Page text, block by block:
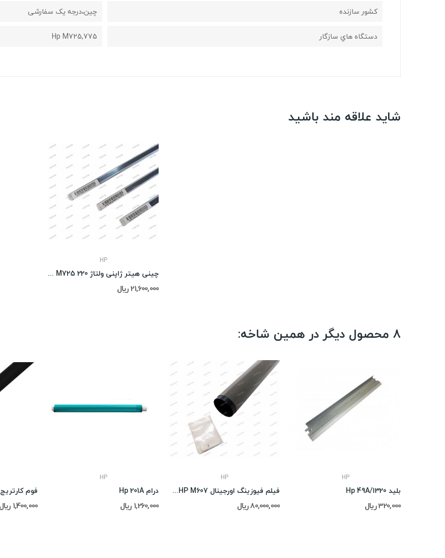
کشور سازنده
چین،درجه یک سفارشی
دستگاه هاي سازگار
Hp M725,775
شاید علاقه مند باشید
HP
چینی هیتر ژاپنی ولتاژ 220 Hp M725
21,600,000 ریال
8 محصول دیگر در همین شاخه:
فوم کارتریج Hp 16A-5200
1,400,000 ریال
HP
درام Hp 201A
1,260,000 ریال
HP
فیلم فیوزینگ اورجینال HP M607همراه با گریس
80,000,000 ریال
HP
بلید Hp 49A/1320
320,000 ریال